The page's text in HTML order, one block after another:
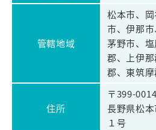
管轄地域
松本市、
市、伊那市
茅野市、
郡、上伊
郡、東筑
住所
〒399-0014
長野県松
１号